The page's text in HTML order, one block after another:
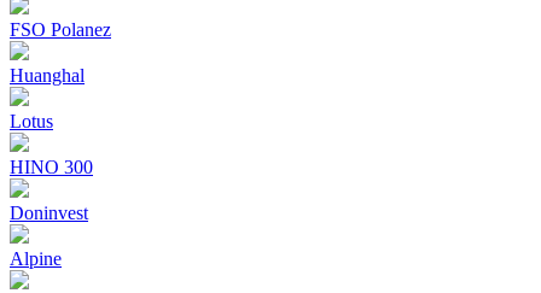
FSO Polanez
Huanghal
Lotus
HINO 300
Doninvest
Alpine